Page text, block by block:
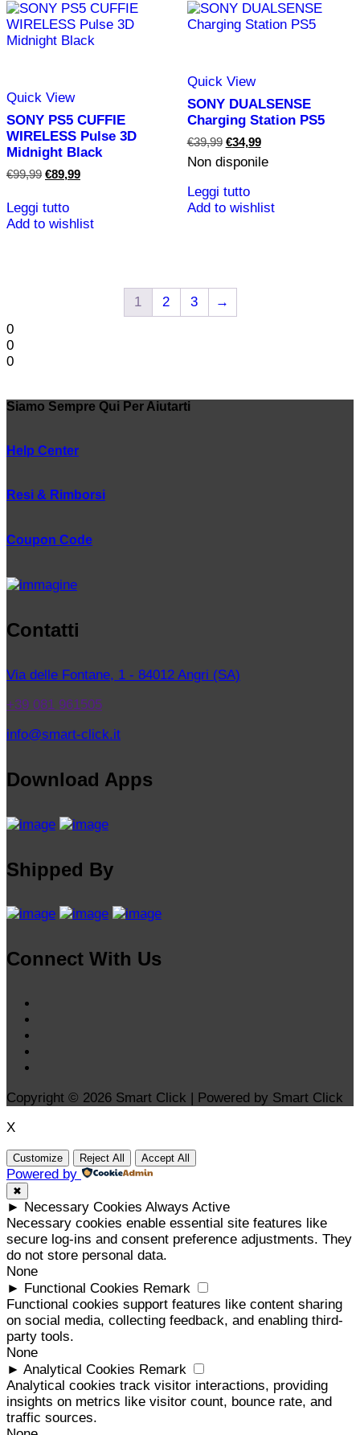
Quick View
SONY PS5 CUFFIE
WIRELESS Pulse 3D
Midnight Black
€99,99 Il
era:
€99,99.
€89,99Il
€89,99.
Leggi tutto
Add to wishlist
Quick View
SONY DUALSENSE
Charging Station PS5
€39,99 Il
prezzo
originale
€39,99.
€34,99Il
prezzo
attuale
Non disponile
Leggi tutto
Add to wishlist
1 2 3
→
0
0
0
Siamo Sempre Qui Per Aiutarti
Help Center
Resi & Rimborsi
Coupon Code
Contatti
Via delle Fontane, 1 - 84012 Angri (SA)
+39 081 961505
info@smart-click.it
Download Apps
Shipped By
Connect With Us
Copyright © 2026 Smart Click | Powered by Smart Click
X
Customize Reject All Accept All
Powered by
✖
► Necessary Cookies Always Active
Necessary cookies enable essential site features like
secure log-ins and consent preference adjustments. They
do not store personal data.
None
►
Functional Cookies Remark
Functional cookies support features like content sharing
on social media, collecting feedback, and enabling third-
party tools.
None
► Analytical Cookies Remark
Analytical cookies track visitor interactions, providing
insights on metrics like visitor count, bounce rate, and
traffic sources.